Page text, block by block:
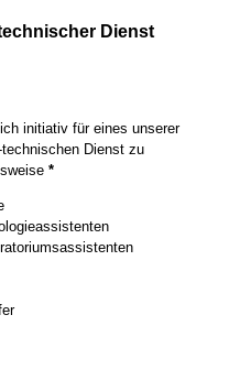
Dienst
initiativ für eines unserer
Dienst zu
*